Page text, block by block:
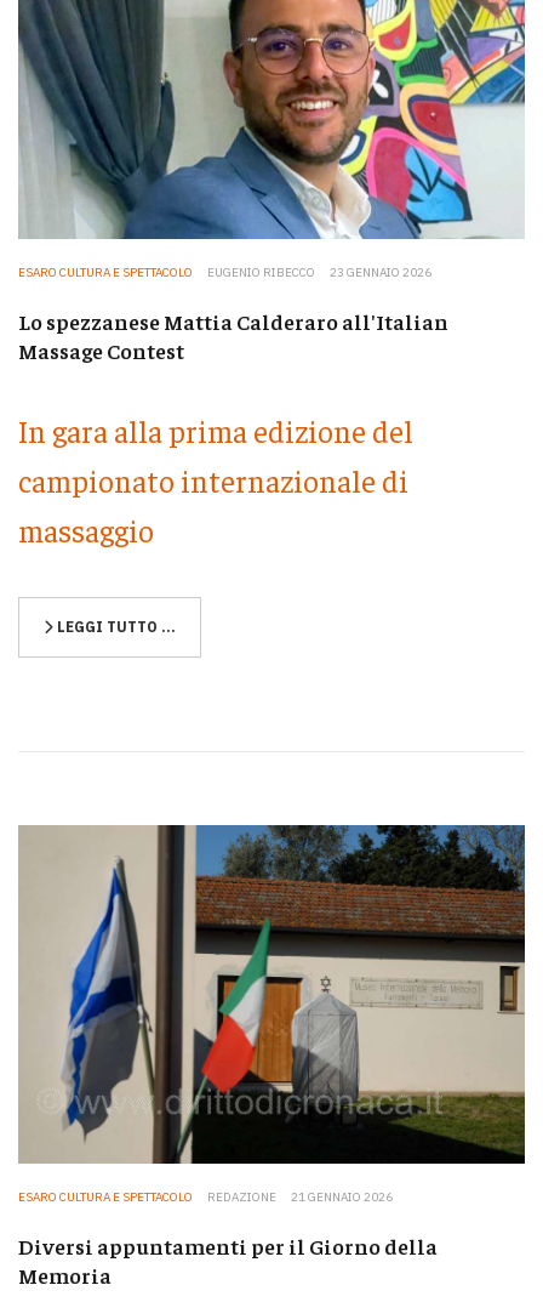
ESARO CULTURA E SPETTACOLO EUGENIO RIBECCO 23 GENNAIO 2026
Lo spezzanese Mattia Calderaro all'Italian
Massage Contest
In gara alla prima edizione del
campionato internazionale di
massaggio
LEGGI TUTTO …
ESARO CULTURA E SPETTACOLO REDAZIONE 21 GENNAIO 2026
Diversi appuntamenti per il Giorno della
Memoria